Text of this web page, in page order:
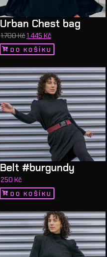
Urban Chest bag
1.700Kč 1.445 Kč
DO KOŠÍKU
Belt #burgundy
250 Kč
DO KOŠÍKU